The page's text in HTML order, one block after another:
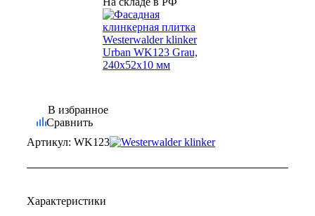
В избранное
Сравнить
Артикул: WK123
Характеристики